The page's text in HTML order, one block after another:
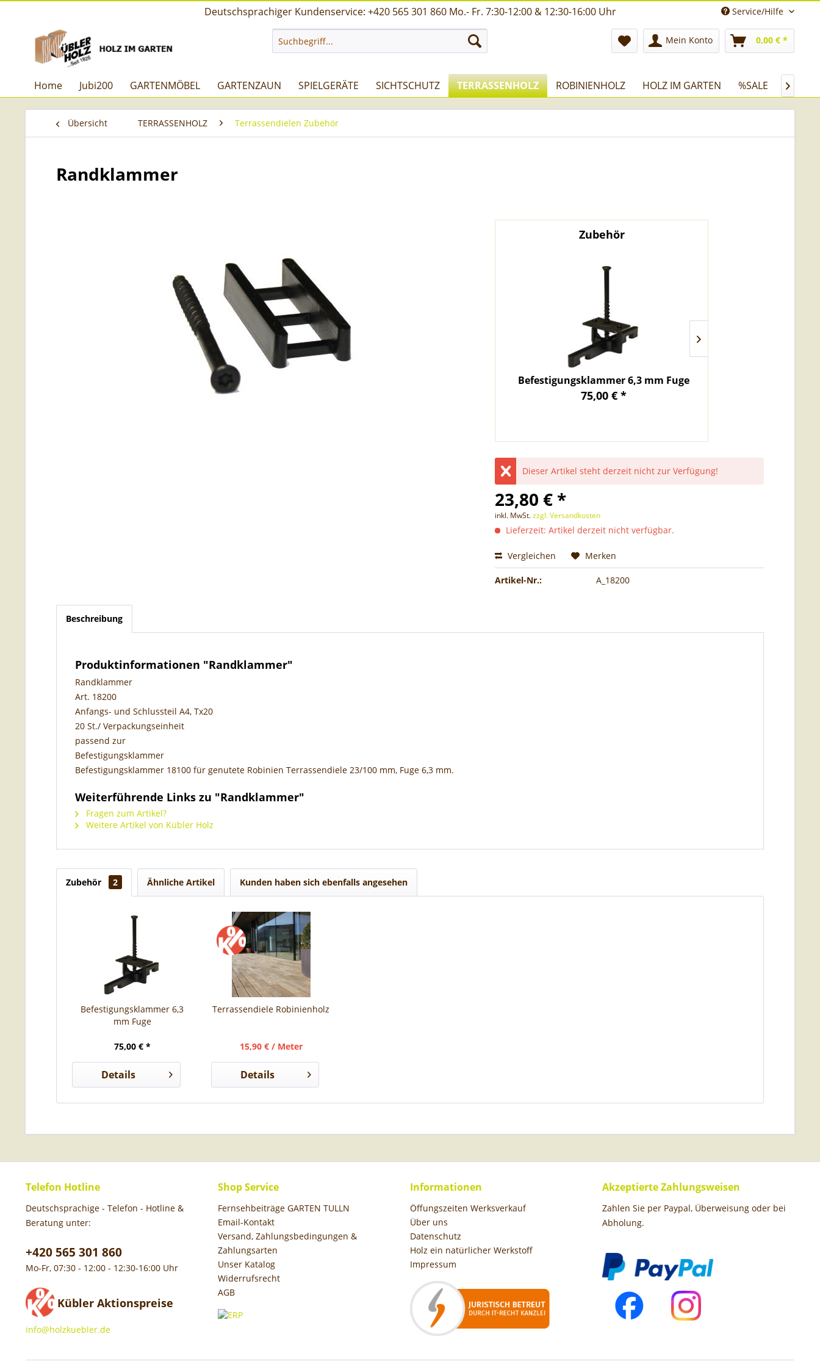
Deutschsprachiger Kundenservice: +420 565 301 860 Mo.- Fr. 7:30-12:00 & 12:30-16:00 Uhr Service/Hilfe
Mein Konto 0,00 € *
Home Jubi200 GARTENMÖBEL GARTENZAUN SPIELGERÄTE SICHTSCHUTZ TERRASSENHOLZ ROBINIENHOLZ HOLZ IM GARTEN %SALE 
Übersicht TERRASSENHOLZ Terrassendielen Zubehör
Randklammer
Zubehör
Befestigungsklammer 6,3 mm Fuge
75,00 € *
Dieser Artikel steht derzeit nicht zur Verfügung!
23,80 € *
inkl. MwSt.zzgl. Versandkosten
Lieferzeit: Artikel derzeit nicht verfügbar.
Vergleichen Merken
Artikel-Nr.: A_18200
Beschreibung
Produktinformationen "Randklammer"
Randklammer
Art. 18200
Anfangs- und Schlussteil A4, Tx20
20 St./ Verpackungseinheit
passend zur
Befestigungsklammer
Befestigungsklammer 18100 für genutete Robinien Terrassendiele 23/100 mm, Fuge 6,3 mm.
Weiterführende Links zu "Randklammer"
Fragen zum Artikel?
Weitere Artikel von Kübler Holz
Zubehör 2 Ähnliche Artikel Kunden haben sich ebenfalls angesehen
Befestigungsklammer 6,3
mm Fuge
75,00 € *
Details
Terrassendiele Robinienholz
15,90 € / Meter
Details
Telefon Hotline
Deutschsprachige - Telefon - Hotline &
Beratung unter:
+420 565 301 860
Mo-Fr, 07:30 - 12:00 - 12:30-16:00 Uhr
Kübler Aktionspreise
info@holzkuebler.de
Shop Service
Fernsehbeiträge GARTEN TULLN
Email-Kontakt
Versand, Zahlungsbedingungen &
Zahlungsarten
Unser Katalog
Widerrufsrecht
AGB
Informationen
Öffungszeiten Werksverkauf
Über uns
Datenschutz
Holz ein natürlicher Werkstoff
Impressum
Akzeptierte Zahlungsweisen
Zahlen Sie per Paypal, Überweisung oder bei
Abholung.